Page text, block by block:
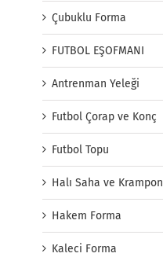
Çubuklu Forma
FUTBOL EŞOFMANI
Antrenman Yeleği
Futbol Çorap ve Konç
Futbol Topu
Halı Saha ve Krampon
Hakem Forma
Kaleci Forma